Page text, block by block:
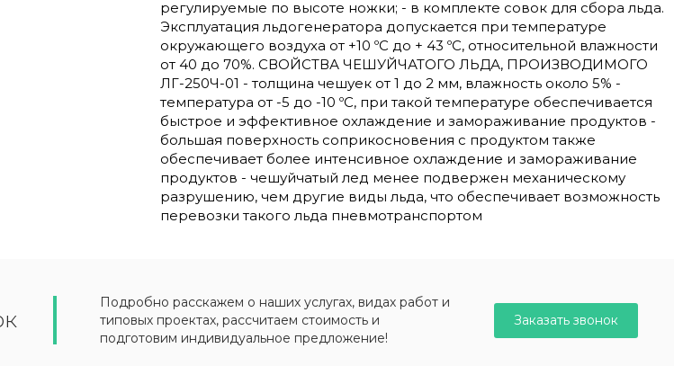
регулируемые по высоте ножки; - в комплекте совок для сбора льда.
Эксплуатация льдогенератора допускается при температуре
окружающего воздуха от +10 ºС до + 43 ºС, относительной влажности
от 40 до 70%. СВОЙСТВА ЧЕШУЙЧАТОГО ЛЬДА, ПРОИЗВОДИМОГО
ЛГ-250Ч-01 - толщина чешуек от 1 до 2 мм, влажность около 5% -
температура от -5 до -10 ºС, при такой температуре обеспечивается
быстрое и эффективное охлаждение и замораживание продуктов -
большая поверхность соприкосновения с продуктом также
обеспечивает более интенсивное охлаждение и замораживание
продуктов - чешуйчатый лед менее подвержен механическому
разрушению, чем другие виды льда, что обеспечивает возможность
перевозки такого льда пневмотранспортом
Подробно расскажем о наших услугах, видах работ и
типовых проектах, рассчитаем стоимость и
подготовим индивидуальное предложение!
Заказать звонок